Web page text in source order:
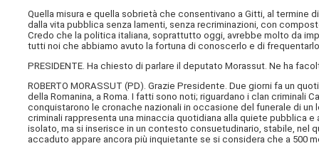
Quella misura e quella sobrietà che consentivano a Gitti, al termine
dalla vita pubblica senza lamenti, senza recriminazioni, con
Credo che la politica italiana, soprattutto oggi, avrebbe molto da
tutti noi che abbiamo avuto la fortuna di conoscerlo e di
PRESIDENTE. Ha chiesto di parlare il deputato Morassut. Ne ha
ROBERTO MORASSUT (PD). Grazie Presidente. Due giorni fa un
della Romanina, a Roma. I fatti sono noti; riguardano i clan criminali
conquistarono le cronache nazionali in occasione del funerale di
criminali rappresenta una minaccia quotidiana alla quiete pubblica
isolato, ma si inserisce in un contesto consuetudinario, stabile,
accaduto appare ancora più inquietante se si considera che a 500